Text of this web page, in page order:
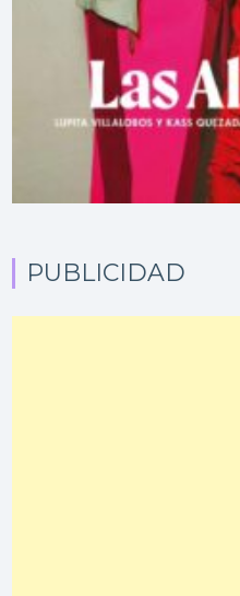
PUBLICIDAD